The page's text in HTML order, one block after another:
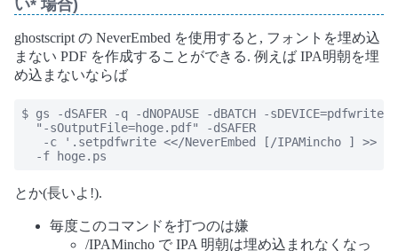
い* 場合)
ghostscript の NeverEmbed を使用すると, フォントを埋め込
まない PDF を作成することができる. 例えば IPA明朝を埋
め込まないならば
$ gs -dSAFER -q -dNOPAUSE -dBATCH -
"-sOutputFile=hoge.pdf" -dSAFER
-c '.setpdfwrite <</NeverEmbed [/IPAMincho ] >>
  -f hoge.ps
とか(長いよ!).
毎度このコマンドを打つのは嫌
/IPAMincho で IPA 明朝は埋め込まれなくなっ